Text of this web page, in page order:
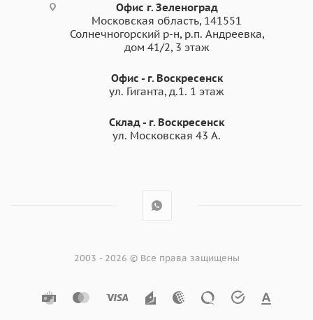
Офис г. Зеленоград
Московская область, 141551
Солнечногорский р-н, р.п. Андреевка,
дом 41/2, 3 этаж
Офис - г. Воскресенск
ул. Гиганта, д.1. 1 этаж
Склад - г. Воскресенск
ул. Московская 43 А.
2003 - 2026 © Все права защищены